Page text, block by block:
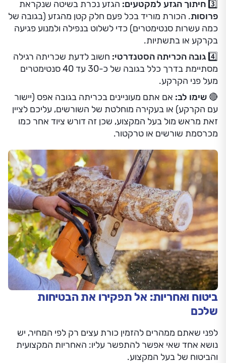
3️⃣ חיתוך הגזע למקטעים:
הגזע נכרת בשיטה שנקראת
פרוסות. הכורת מוריד בכל פעם חלק קטן מהגזע (בגובה של
כמה עשרות סנטימטרים) כדי לשלוט בנפילה ולמנוע פגיעה
בקרקע או בתשתיות.
4️⃣ גובה הכריתה הסטנדרטי:
חשוב לדעת שכריתה רגילה
מסתיימת בדרך כלל בגובה של כ-30 עד 40 סנטימטרים
מעל פני הקרקע.
🔴 שימו לב: אם אתם מעוניינים בכריתה בגובה אפס (יישור
עם הקרקע) או בעקירה מוחלטת של השורשים, עליכם לציין
זאת מראש מול בעל המקצוע, שכן זה דורש ציוד אחר כמו
מכרסמת שורשים או טרקטור.
ביטוח ואחריות: אל תפקירו את הבטיחות
שלכם
לפני שאתם ממהרים להזמין כורת עצים רק לפי המחיר, יש
נושא אחד שאי אפשר להתפשר עליו: האחריות המקצועית
והביטוח של בעל המקצוע.